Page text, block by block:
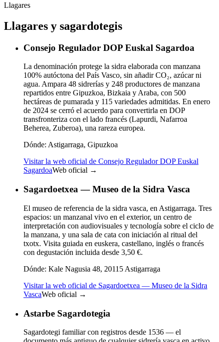
Llagares
Llagares y sagardotegis
Consejo Regulador DOP Euskal Sagardoa
La denominación protege la sidra elaborada con manzana
100% autóctona del País Vasco, sin añadir CO₂, azúcar ni
agua. Ampara 48 sidrerías y 248 productores de manzana
repartidos entre Gipuzkoa, Bizkaia y Araba, con 500
hectáreas de pumarada y 115 variedades admitidas. En enero
de 2024 se cerró el acuerdo para convertirla en DOP
transfronteriza con el lado francés (Lapurdi, Nafarroa
Beherea, Zuberoa), una rareza europea.
Dónde: Astigarraga, Gipuzkoa
Visitar la web oficial de Consejo Regulador DOP Euskal
SagardoaWeb oficial →
Sagardoetxea — Museo de la Sidra Vasca
El museo de referencia de la sidra vasca, en Astigarraga. Tres
espacios: un manzanal vivo en el exterior, un centro de
interpretación con audiovisuales y tecnología sobre el ciclo de
la manzana, y una sala de cata con iniciación al ritual del
txotx. Visita guiada en euskera, castellano, inglés o francés
con degustación incluida desde 3,50 €.
Dónde: Kale Nagusia 48, 20115 Astigarraga
Visitar la web oficial de Sagardoetxea — Museo de la Sidra
VascaWeb oficial →
Astarbe Sagardotegia
Sagardotegi familiar con registros desde 1536 — el